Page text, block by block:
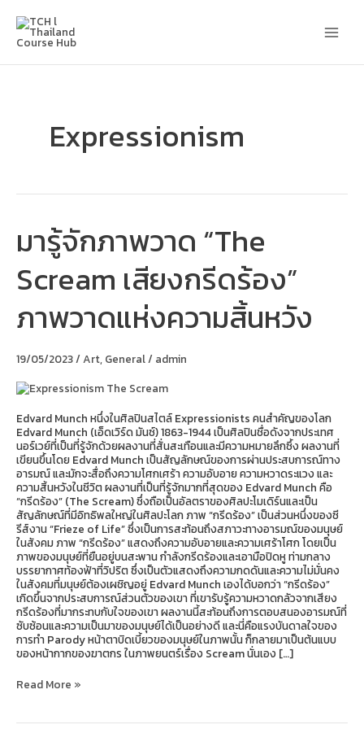
content
Expressionism
มารู้จักภาพวาด “The
Scream เสียงกรีดร้อง”
ภาพวาดแห่งความสิ้นหวัง
19/05/2023/Art, General/ admin
Edvard Munch หนึ่งในศิลปินสไตล์ Expressionists คนสำคัญของโลก
Edvard Munch (เอ็ดเวิร์ด มันซ์) 1863-1944 เป็นศิลปินชื่อดังจากประเทศ
นอร์เวย์ที่เป็นที่รู้จักด้วยผลงานที่สั่นสะเทือนและมีความหมายลึกซึ้ง ผลงานที่
เขียนขึ้นโดย Edvard Munch เป็นสัญลักษณ์ของการผ่านประสบการณ์ทาง
อารมณ์ และมักจะสื่อถึงความโศกเศร้า ความอับอาย ความหวาดระแวง และ
ความสิ้นหวังในชีวิต ผลงานที่เป็นที่รู้จักมากที่สุดของ Edvard Munch คือ
“กรีดร้อง” (The Scream) ซึ่งถือเป็นอัลตราของศิลปะโมเดิร์นและเป็น
สัญลักษณ์ที่มีอิทธิพลใหญ่ในศิลปะโลก ภาพ “กรีดร้อง” เป็นส่วนหนึ่งของซี
รีส์งาน “Frieze of Life” ซึ่งเป็นการสะท้อนถึงสภาวะทางอารมณ์ของมนุษย์
ในสังคม ภาพ “กรีดร้อง” แสดงถึงความอับอายและความเศร้าโศก โดยเป็น
ภาพของมนุษย์ที่ยืนอยู่บนสะพาน กำลังกรีดร้องและเอามือปิดหู ท่ามกลาง
บรรยากาศท้องฟ้าที่วิปริต ซึ่งเป็นตัวแสดงถึงความกดดันและความไม่มั่นคง
ในสังคมที่มนุษย์ต้องเผชิญอยู่ Edvard Munch เองได้บอกว่า “กรีดร้อง”
เกิดขึ้นจากประสบการณ์ส่วนตัวของเขา ที่เขารับรู้ความหวาดกลัวจากเสียง
กรีดร้องที่มากระทบกับใจของเขา ผลงานนี้สะท้อนถึงการตอบสนองอารมณ์ที่
ซับซ้อนและความเป็นมาของมนุษย์ได้เป็นอย่างดี และนี่คือแรงบันดาลใจของ
การทำ Parody หน้าตาบิดเบี้ยวของมนุษย์ในภาพนั้น ก็กลายมาเป็นต้นแบบ
ของหน้ากากของฆาตกร ในภาพยนตร์เรื่อง Scream นั่นเอง […]
รู้จัก
ภาพ
วาด
“The
เสียง
กรีด
ภาพ
วาด
แห่ง
ความ
หวัง
Read More »